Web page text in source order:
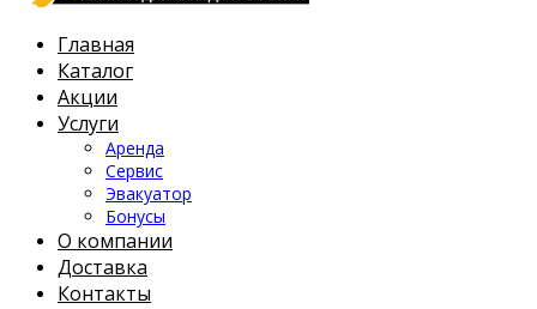
Главная
Каталог
Акции
Услуги
Аренда
Сервис
Эвакуатор
Бонусы
О компании
Доставка
Контакты